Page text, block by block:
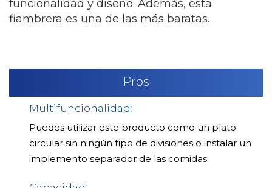
funcionalidad y diseño. Además, esta
fiambrera es una de las más baratas.
Pros
Multifuncionalidad:
Puedes utilizar este producto como un plato
circular sin ningún tipo de divisiones o instalar un
implemento separador de las comidas.